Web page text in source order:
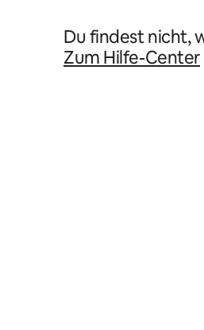
Du findest nicht,
Zum Hilfe-Center